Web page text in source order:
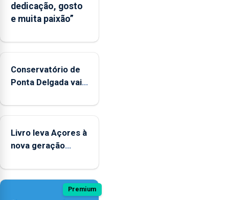
dedicação, gosto
e muita paixão”
Conservatório de
Ponta Delgada vai
instrumentos
Livro leva Açores à
nova geração
Premium